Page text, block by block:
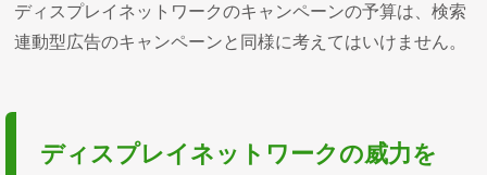
ディスプレイネットワークのキャンペーンの予算は、検索
連動型広告のキャンペーンと同様に考えてはいけません。
ディスプレイネットワークの威力を